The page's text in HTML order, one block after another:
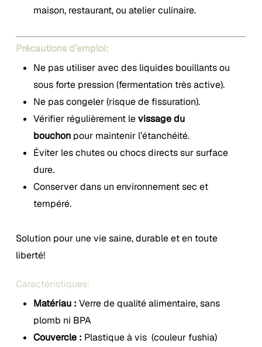
maison, restaurant, ou atelier culinaire.
Précautions d’emploi:
Ne pas utiliser avec des liquides bouillants ou
sous forte pression (fermentation très active).
Ne pas congeler (risque de fissuration).
Vérifier régulièrement levissage du
bouchonpour maintenir l’étanchéité.
Éviter les chutes ou chocs directs sur surface
dure.
Conserver dans un environnement sec et
tempéré.
Solution pour une vie saine, durable et en toute
liberté!
Caractéristiques:
Matériau : Verre de qualité alimentaire, sans
plomb ni BPA
Couvercle : Plastique à vis (couleur fushia)